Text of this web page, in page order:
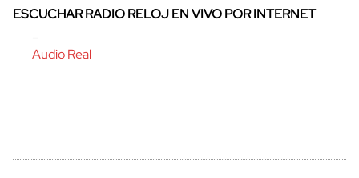
cerrar
ESCUCHAR RADIO RELOJ EN VIVO POR INTERNET
–
Audio Real